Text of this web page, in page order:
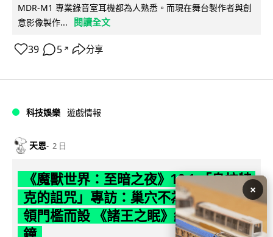
MDR-M1 專業錄音室耳機都為人熟悉。而現在舞台製作者與創
意影像製作...
閱讀全文
39 5 ↗ 分享
科技娛樂 遊戲情報
天恩 2 日
《魔獸世界：至暗之夜》12.1 「烏拉特
克的詛咒」專訪：巢穴不為提高世界首
領門檻而設 《諸王之眠》縮短約 10 分
鐘
×